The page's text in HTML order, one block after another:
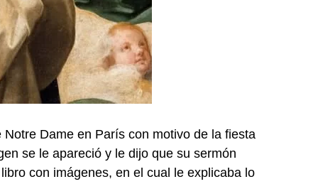
Dame en París con motivo de la fiesta
se le apareció y le dijo que su sermón
con imágenes, en el cual le explicaba lo